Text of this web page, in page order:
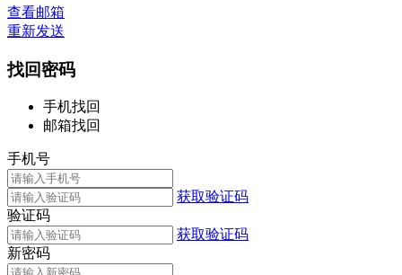
查看邮箱
重新发送
找回密码
手机找回
邮箱找回
手机号
获取验证码
验证码
获取验证码
新密码